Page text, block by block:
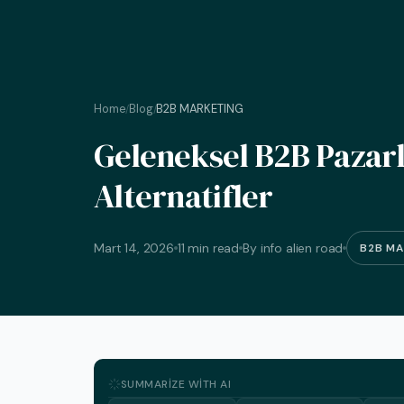
Home/Blog/B2B MARKETING
Geleneksel B2B
Alternatifler
Mart 14, 2026 11 min read By info alien road B2B
SUMMARIZE WITH AI